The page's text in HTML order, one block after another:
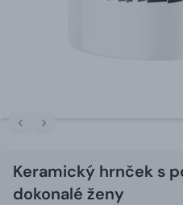
Keramický hrnček s
dokonalé ženy